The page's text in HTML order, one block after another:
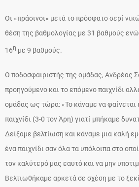
Οι «πράσινοι» μετά το πρόσφατο σερί
θέση της βαθμολογίας με 31 βαθμούς ενώ
16η με 9 βαθμούς.
Ο ποδοσφαιριστής της ομάδας, Ανδρέας
προηγούμενο και το επόμενο παιχνίδι
ομάδας ως τώρα: «Το κάναμε να
παιχνίδι (3-0 τον Άρη) γιατί μπήκαμε
Δείξαμε βελτίωση και κάναμε μια καλή
ένα παιχνίδι σαν όλα τα υπόλοιπα στο
τον καλύτερό μας εαυτό και να μην
Βελτιωθήκαμε αρκετά σε σχέση με το